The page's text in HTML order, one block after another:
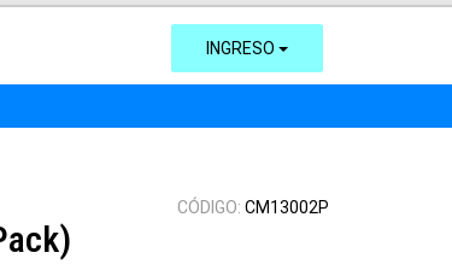
INGRESO
CÓDIGO: CM13002P